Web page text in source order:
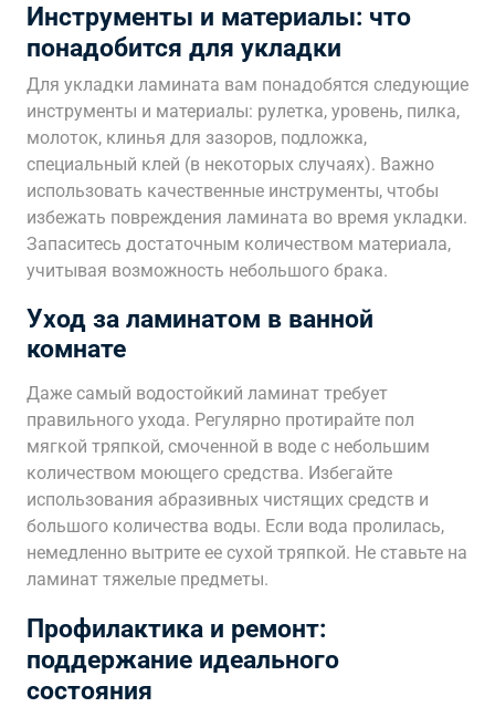
Инструменты и материалы: что
понадобится для укладки
Для укладки ламината вам понадобятся следующие
инструменты и материалы: рулетка, уровень, пилка,
молоток, клинья для зазоров, подложка,
специальный клей (в некоторых случаях). Важно
использовать качественные инструменты, чтобы
избежать повреждения ламината во время укладки.
Запаситесь достаточным количеством материала,
учитывая возможность небольшого брака.
Уход за ламинатом в ванной
комнате
Даже самый водостойкий ламинат требует
правильного ухода. Регулярно протирайте пол
мягкой тряпкой, смоченной в воде с небольшим
количеством моющего средства. Избегайте
использования абразивных чистящих средств и
большого количества воды. Если вода пролилась,
немедленно вытрите ее сухой тряпкой. Не ставьте на
ламинат тяжелые предметы.
Профилактика и ремонт:
поддержание идеального
состояния